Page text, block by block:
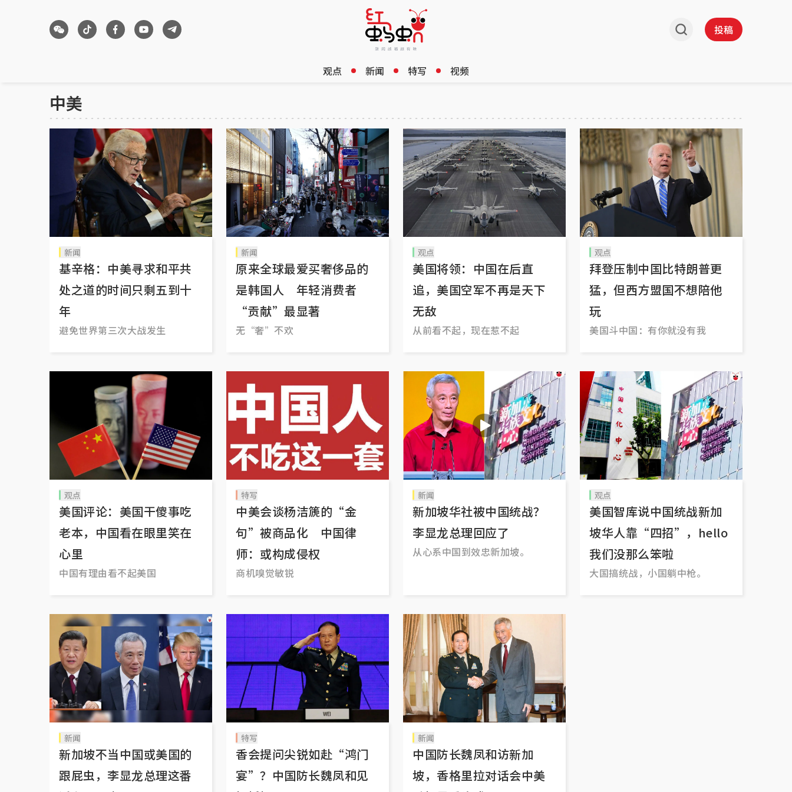
投稿
观点 新闻 特写 视频
中美
新闻
基辛格：中美寻求和平共
处之道的时间只剩五到十
年
避免世界第三次大战发生
新闻
原来全球最爱买奢侈品的
是韩国人 年轻消费者
“贡献”最显著
无“奢”不欢
观点
美国将领：中国在后直
追，美国空军不再是天下
无敌
从前看不起，现在惹不起
观点
拜登压制中国比特朗普更
猛，但西方盟国不想陪他
玩
美国斗中国：有你就没有我
观点
美国评论：美国干傻事吃
老本，中国看在眼里笑在
心里
中国有理由看不起美国
特写
中美会谈杨洁篪的“金
句”被商品化 中国律
师：或构成侵权
商机嗅觉敏锐
新闻
新加坡华社被中国统战？
李显龙总理回应了
从心系中国到效忠新加坡。
观点
美国智库说中国统战新加
坡华人靠“四招”，hello
我们没那么笨啦
大国搞统战，小国躺中枪。
新闻
新加坡不当中国或美国的
跟屁虫，李显龙总理这番
特写
香会提问尖锐如赴“鸿门
宴”？中国防长魏凤和见
新闻
中国防长魏凤和访新加
坡，香格里拉对话会中美